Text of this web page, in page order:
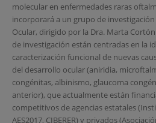
molecular en enfermedades raras
incorporará a un grupo de
Ocular, dirigido por la Dra. Marta Cortón
de investigación están centradas en la
caracterización funcional de nuevas
del desarrollo ocular (aniridia,
congénitas, albinismo, glaucoma
anterior), que actualmente están
competitivos de agencias estatales
AES2017, CIBERER) y privados